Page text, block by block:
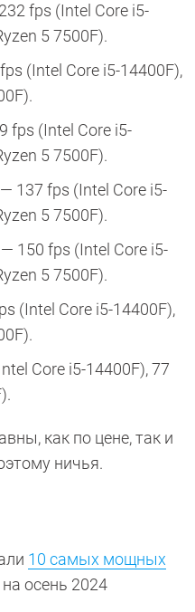
fps (Intel Core i5-
5 7500F).
(Intel Core i5-14400F),
fps (Intel Core i5-
5 7500F).
137 fps (Intel Core i5-
5 7500F).
150 fps (Intel Core i5-
5 7500F).
(Intel Core i5-14400F),
Core i5-14400F), 77
как по цене, так и
ничья.
10 самых мощных
на осень 2024